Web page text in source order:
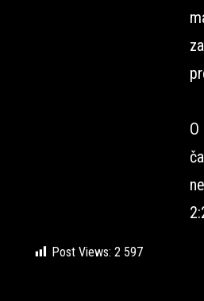
Post Views: 2 597